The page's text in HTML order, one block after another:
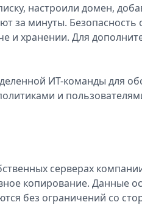
настроили домен,
за минуты.
и хранении. Для
ИТ-команды для
и
серверах
копирование. Данные
без ограничений со